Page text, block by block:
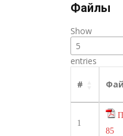
Файлы
Show
entries
#
1
85